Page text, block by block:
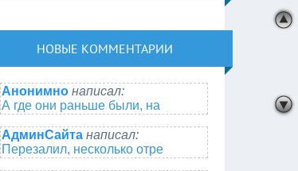
НОВЫЕ КОММЕНТАРИИ
Анонимно написал:
А где они раньше были, на
АдминСайта написал:
Перезалил, несколько отре